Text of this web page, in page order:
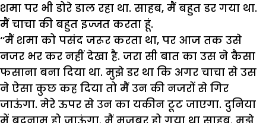
शमा पर भी डोरे डाल रहा था. साहब, मैं बहुत डर गया था.
मैं चाचा की बहुत इज्जत करता हूं.
‘‘मैं शमा को पसंद जरूर करता था, पर आज तक उसे
नजर भर कर नहीं देखा है. जरा सी बात का उस ने कैसा
फसाना बना दिया था. मुझे डर था कि अगर चाचा से उस
ने ऐसा कुछ कह दिया तो मैं उन की नजरों से गिर
जाऊंगा. मेरे ऊपर से उन का यकीन टूट जाएगा. दुनिया